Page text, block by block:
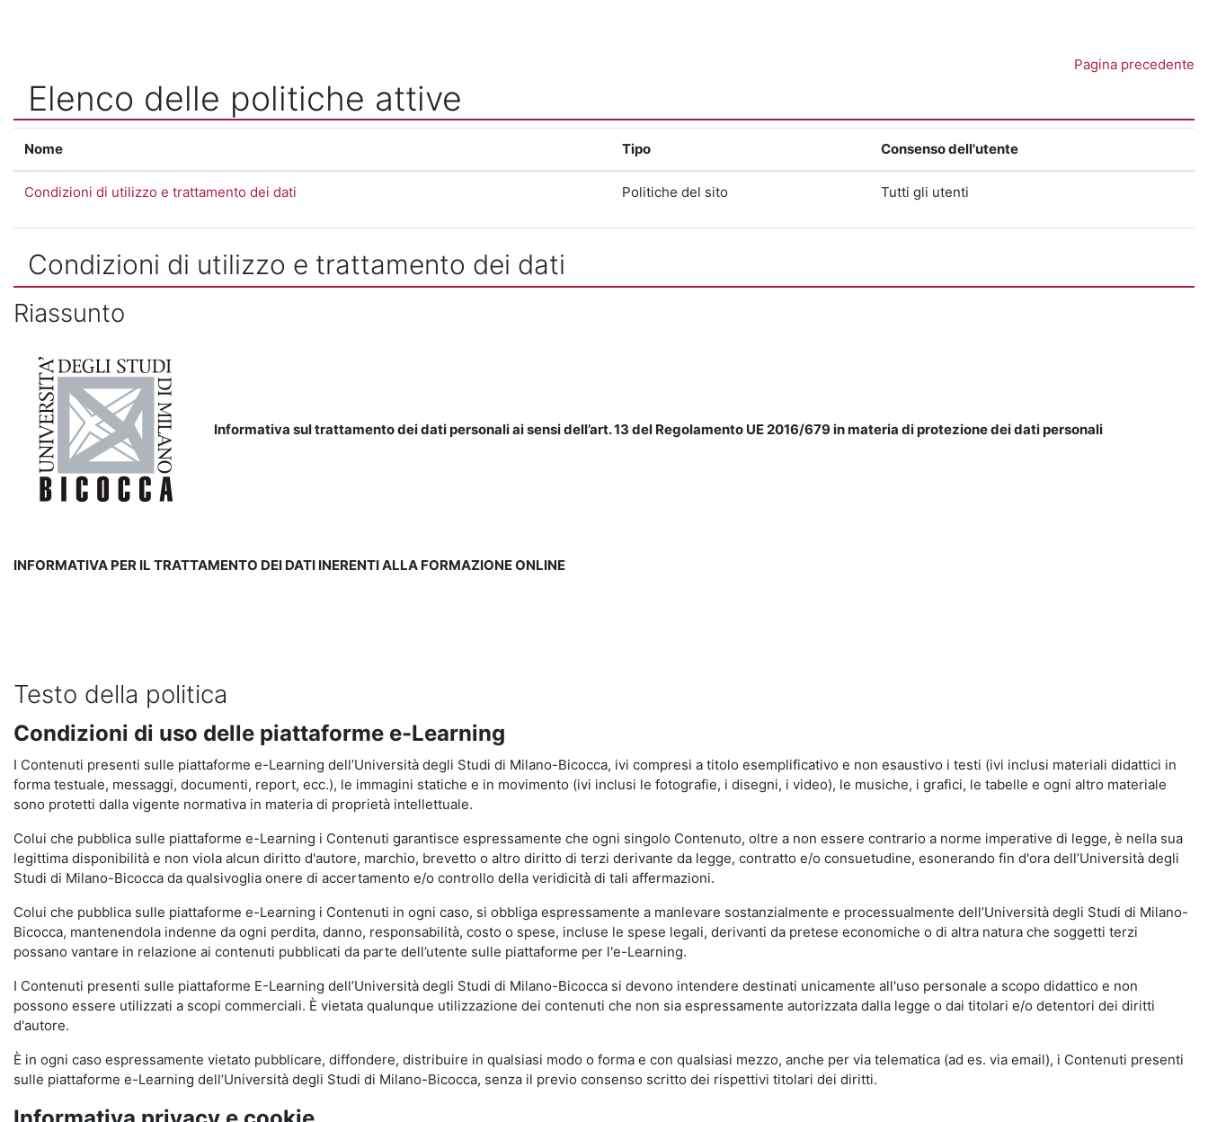
Pagina precedente
Elenco delle politiche attive
Nome Tipo Consenso dell'utente
Condizioni di utilizzo e trattamento dei dati Politiche del sito Tutti gli utenti
Condizioni di utilizzo e trattamento dei dati
Riassunto
Informativa sul trattamento dei dati personali ai sensi dell’art. 13 del Regolamento UE 2016/679 in materia di protezione dei dati personali
INFORMATIVA PER IL TRATTAMENTO DEI DATI INERENTI ALLA FORMAZIONE ONLINE
Testo della politica
Condizioni di uso delle piattaforme e-Learning
I Contenuti presenti sulle piattaforme e-Learning dell’Università degli Studi di Milano-Bicocca, ivi compresi a titolo esemplificativo e non esaustivo i testi (ivi inclusi materiali didattici in
forma testuale, messaggi, documenti, report, ecc.), le immagini statiche e in movimento (ivi inclusi le fotografie, i disegni, i video), le musiche, i grafici, le tabelle e ogni altro materiale
sono protetti dalla vigente normativa in materia di proprietà intellettuale.
Colui che pubblica sulle piattaforme e-Learning i Contenuti garantisce espressamente che ogni singolo Contenuto, oltre a non essere contrario a norme imperative di legge, è nella sua
legittima disponibilità e non viola alcun diritto d'autore, marchio, brevetto o altro diritto di terzi derivante da legge, contratto e/o consuetudine, esonerando fin d'ora dell’Università degli
Studi di Milano-Bicocca da qualsivoglia onere di accertamento e/o controllo della veridicità di tali affermazioni.
Colui che pubblica sulle piattaforme e-Learning i Contenuti in ogni caso, si obbliga espressamente a manlevare sostanzialmente e processualmente dell’Università degli Studi di Milano-
Bicocca, mantenendola indenne da ogni perdita, danno, responsabilità, costo o spese, incluse le spese legali, derivanti da pretese economiche o di altra natura che soggetti terzi
possano vantare in relazione ai contenuti pubblicati da parte dell’utente sulle piattaforme per l'e-Learning.
I Contenuti presenti sulle piattaforme E-Learning dell’Università degli Studi di Milano-Bicocca si devono intendere destinati unicamente all'uso personale a scopo didattico e non
possono essere utilizzati a scopi commerciali. È vietata qualunque utilizzazione dei contenuti che non sia espressamente autorizzata dalla legge o dai titolari e/o detentori dei diritti
d'autore.
È in ogni caso espressamente vietato pubblicare, diffondere, distribuire in qualsiasi modo o forma e con qualsiasi mezzo, anche per via telematica (ad es. via email), i Contenuti presenti
sulle piattaforme e-Learning dell’Università degli Studi di Milano-Bicocca, senza il previo consenso scritto dei rispettivi titolari dei diritti.